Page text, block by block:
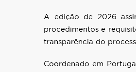
A edição de 2026
procedimentos e
transparência do
Coordenado em